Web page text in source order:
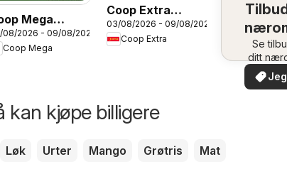
Mega
08/2026 - 09/08/2026
Coop Mega
Coop Extra
kundeavis
03/08/2026 - 09/08/2026
Coop Extra
Se
ditt
kan kjøpe billigere
Løk Urter Mango Grøtris Mat